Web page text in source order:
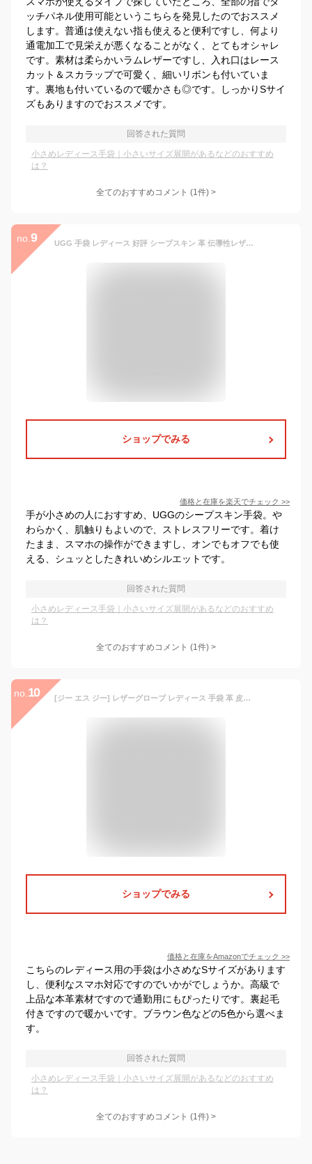
ッチパネル使用可能というこちらを発見したのでおススメ
します。普通は使えない指も使えると便利ですし、何より
通電加工で見栄えが悪くなることがなく、とてもオシャレ
です。素材は柔らかいラムレザーですし、入れ口はレース
カット＆スカラップで可愛く、細いリボンも付いていま
す。裏地も付いているので暖かさも◎です。しっかりSサイ
ズもありますのでおススメです。
回答された質問
小さめレディース手袋｜小さいサイズ展開があるなどのおすすめ
は？
全てのおすすめコメント (1件) >
no. 9 UGG 手袋 レディース 好評 シープスキン 革 伝導性レザー スマホ対応 スマートフォン対応 スマホ 操作 秋冬 上品 きれいめ ファー 防寒 あったか アグ CLASSIC LEATHER SHORTY TECH GLV クラシック レザー ショーティ テック グローブ 19033 女性用 ファッション小物
ショップでみる
価格と在庫を楽天でチェック >>
手が小さめの人におすすめ、UGGのシープスキン手袋。や
わらかく、肌触りもよいので、ストレスフリーです。着け
たまま、スマホの操作ができますし、オンでもオフでも使
える、シュッとしたきれいめシルエットです。
回答された質問
小さめレディース手袋｜小さいサイズ展開があるなどのおすすめ
は？
全てのおすすめコメント (1件) >
no. 10 [ジー エス ジー] レザーグローブ レディース 手袋 革 皮てぶくろ スマホ対応 運転用手袋 冬 ドライビンググローブ タッチパネル バイク 防寒 暖かい プレゼント ギフトにもお勧め ワインレッド S/7サイズ 13150
ショップでみる
価格と在庫をAmazonでチェック >>
こちらのレディース用の手袋は小さめなSサイズがあります
し、便利なスマホ対応ですのでいかがでしょうか。高級で
上品な本革素材ですので通勤用にもぴったりです。裏起毛
付きですので暖かいです。ブラウン色などの5色から選べま
す。
回答された質問
小さめレディース手袋｜小さいサイズ展開があるなどのおすすめ
は？
全てのおすすめコメント (1件) >